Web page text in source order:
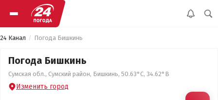
24 Канал Погода Бишкинь
Погода Бишкинь
Сумская обл., Сумский район, Бишкинь, 50.63°С, 34.62°В
Изменить город